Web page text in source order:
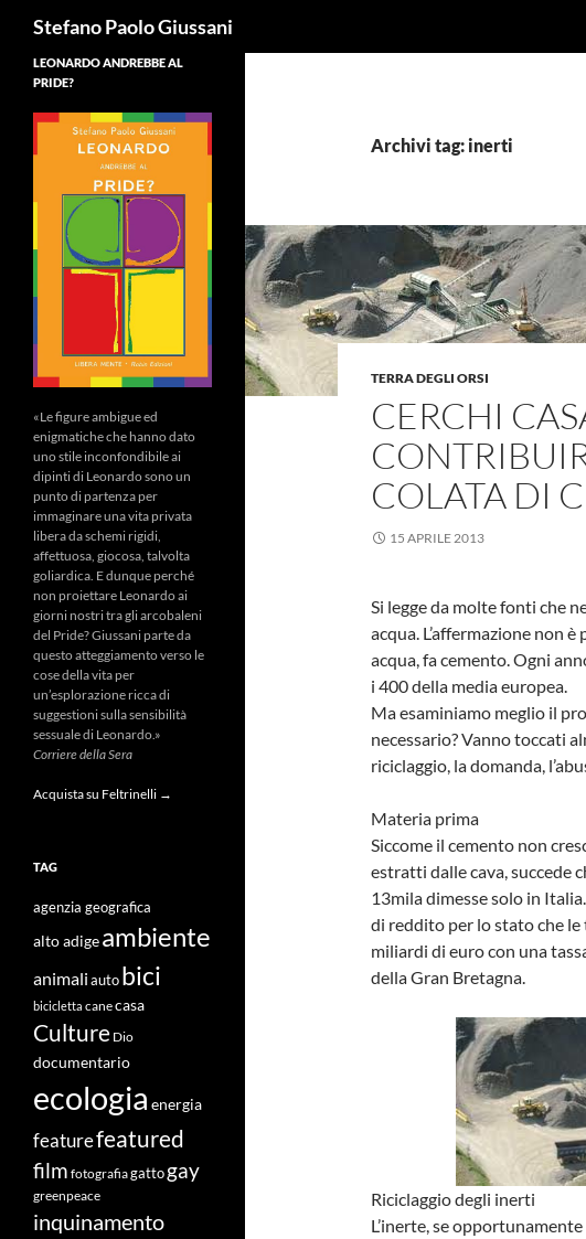
Stefano Paolo Giussani
Archivi tag: inerti
TERRA DEGLI ORSI
CERCHI
COLATA DI
15 APRILE 2013
Si legge da molte fonti che
acqua. L’affermazione non
acqua, fa cemento. Ogni
i 400 della media europea.
Ma esaminiamo meglio il
necessario? Vanno toccati
riciclaggio, la domanda,
Materia prima
Siccome il cemento non
estratti dalle cava, succede
13mila dimesse solo in
di reddito per lo stato che le
miliardi di euro con una
della Gran Bretagna.
Riciclaggio degli inerti
L’inerte, se
LEONARDO ANDREBBE AL
PRIDE?
«Le figure ambigue ed
enigmatiche che hanno dato
uno stile inconfondibile ai
dipinti di Leonardo sono un
punto di partenza per
immaginare una vita privata
libera da schemi rigidi,
affettuosa, giocosa, talvolta
goliardica. E dunque perché
non proiettare Leonardo ai
giorni nostri tra gli arcobaleni
del Pride? Giussani parte da
questo atteggiamento verso le
cose della vita per
un’esplorazione ricca di
suggestioni sulla sensibilità
sessuale di Leonardo.»
Corriere della Sera
Acquista su Feltrinelli →
TAG
agenzia geografica
alto adigeambiente
animali auto bici
bicicletta canecasa
Culture Dio
documentario
ecologia energia
featurefeatured
film fotografiagatto gay
greenpeace
inquinamento